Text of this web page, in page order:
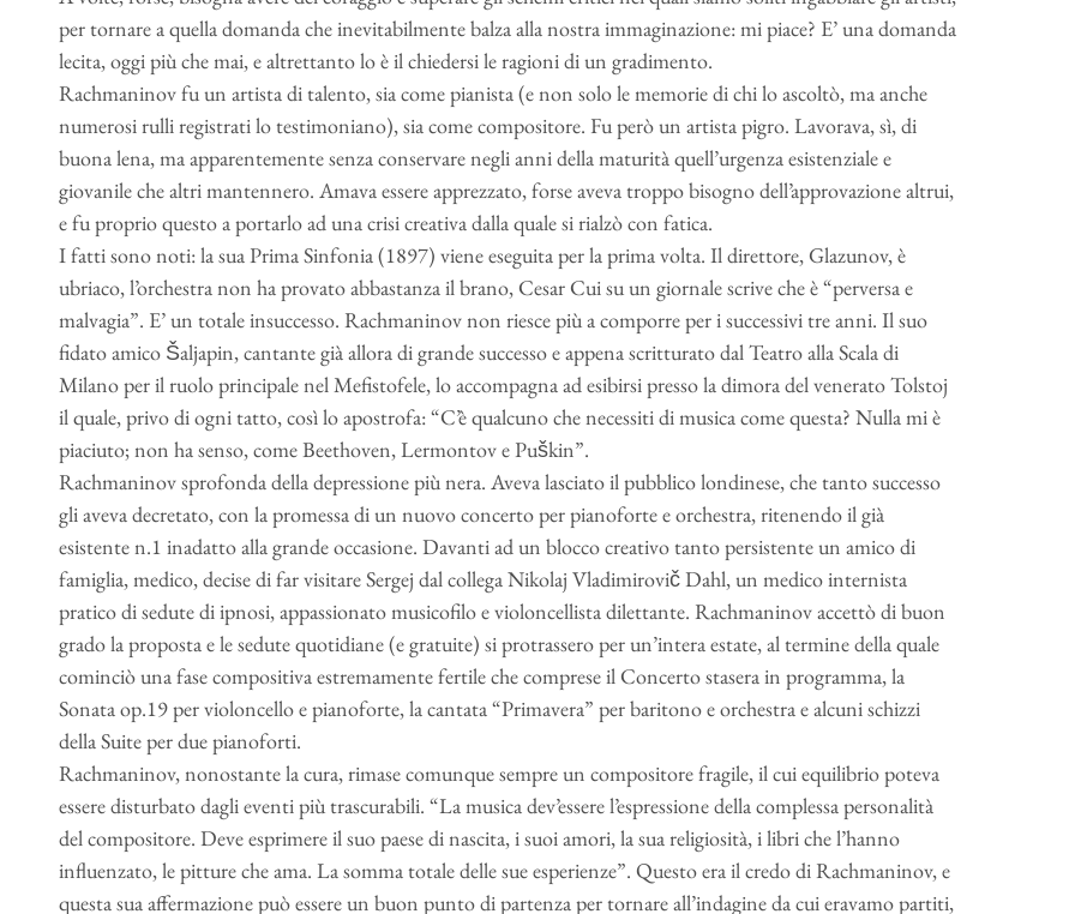
per tornare a quella domanda che inevitabilmente balza alla nostra immaginazione: mi piace? E’ una domanda
lecita, oggi più che mai, e altrettanto lo è il chiedersi le ragioni di un gradimento.
Rachmaninov fu un artista di talento, sia come pianista (e non solo le memorie di chi lo ascoltò, ma anche
numerosi rulli registrati lo testimoniano), sia come compositore. Fu però un artista pigro. Lavorava, sì, di
buona lena, ma apparentemente senza conservare negli anni della maturità quell’urgenza esistenziale e
giovanile che altri mantennero. Amava essere apprezzato, forse aveva troppo bisogno dell’approvazione altrui,
e fu proprio questo a portarlo ad una crisi creativa dalla quale si rialzò con fatica.
I fatti sono noti: la sua Prima Sinfonia (1897) viene eseguita per la prima volta. Il direttore, Glazunov, è
ubriaco, l’orchestra non ha provato abbastanza il brano, Cesar Cui su un giornale scrive che è “perversa e
malvagia”. E’ un totale insuccesso. Rachmaninov non riesce più a comporre per i successivi tre anni. Il suo
fidato amico Šaljapin, cantante già allora di grande successo e appena scritturato dal Teatro alla Scala di
Milano per il ruolo principale nel Mefistofele, lo accompagna ad esibirsi presso la dimora del venerato Tolstoj
il quale, privo di ogni tatto, così lo apostrofa: “C’è qualcuno che necessiti di musica come questa? Nulla mi è
piaciuto; non ha senso, come Beethoven, Lermontov e Puškin”.
Rachmaninov sprofonda della depressione più nera. Aveva lasciato il pubblico londinese, che tanto successo
gli aveva decretato, con la promessa di un nuovo concerto per pianoforte e orchestra, ritenendo il già
esistente n.1 inadatto alla grande occasione. Davanti ad un blocco creativo tanto persistente un amico di
famiglia, medico, decise di far visitare Sergej dal collega Nikolaj Vladimirovič Dahl, un medico internista
pratico di sedute di ipnosi, appassionato musicofilo e violoncellista dilettante. Rachmaninov accettò di buon
grado la proposta e le sedute quotidiane (e gratuite) si protrassero per un’intera estate, al termine della quale
cominciò una fase compositiva estremamente fertile che comprese il Concerto stasera in programma, la
Sonata op.19 per violoncello e pianoforte, la cantata “Primavera” per baritono e orchestra e alcuni schizzi
della Suite per due pianoforti.
Rachmaninov, nonostante la cura, rimase comunque sempre un compositore fragile, il cui equilibrio poteva
essere disturbato dagli eventi più trascurabili. “La musica dev’essere l’espressione della complessa personalità
del compositore. Deve esprimere il suo paese di nascita, i suoi amori, la sua religiosità, i libri che l’hanno
influenzato, le pitture che ama. La somma totale delle sue esperienze”. Questo era il credo di Rachmaninov, e
questa sua affermazione può essere un buon punto di partenza per tornare all’indagine da cui eravamo partiti,